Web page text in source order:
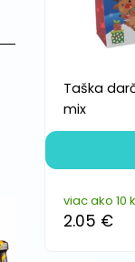
Taška
mix
viac ako 10
2.05 €